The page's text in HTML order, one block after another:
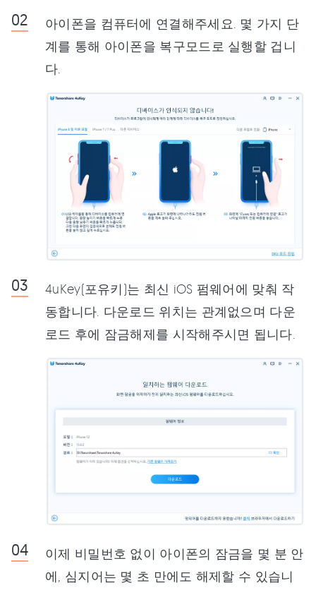
아이폰을 컴퓨터에 연결해주세요. 몇 가지 단
계를 통해 아이폰을 복구모드로 실행할 겁니
다.
4uKey(포유키)는 최신 iOS 펌웨어에 맞춰 작
동합니다. 다운로드 위치는 관계없으며 다운
로드 후에 잠금해제를 시작해주시면 됩니다.
이제 비밀번호 없이 아이폰의 잠금을 몇 분 안
에, 심지어는 몇 초 만에도 해제할 수 있습니